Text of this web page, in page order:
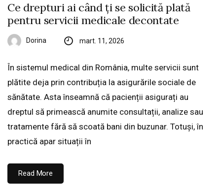
Ce drepturi ai când ți se solicită plată
pentru servicii medicale decontate
Dorina mart. 11, 2026
În sistemul medical din România, multe servicii sunt
plătite deja prin contribuția la asigurările sociale de
sănătate. Asta înseamnă că pacienții asigurați au
dreptul să primească anumite consultații, analize sau
tratamente fără să scoată bani din buzunar. Totuși, în
practică apar situații în
Read More